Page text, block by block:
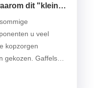
dit "kleine
u veel
kopzorgen
gekozen. Gaffels